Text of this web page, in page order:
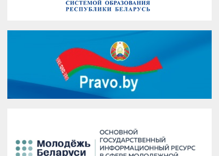
VK Google+ Facebook